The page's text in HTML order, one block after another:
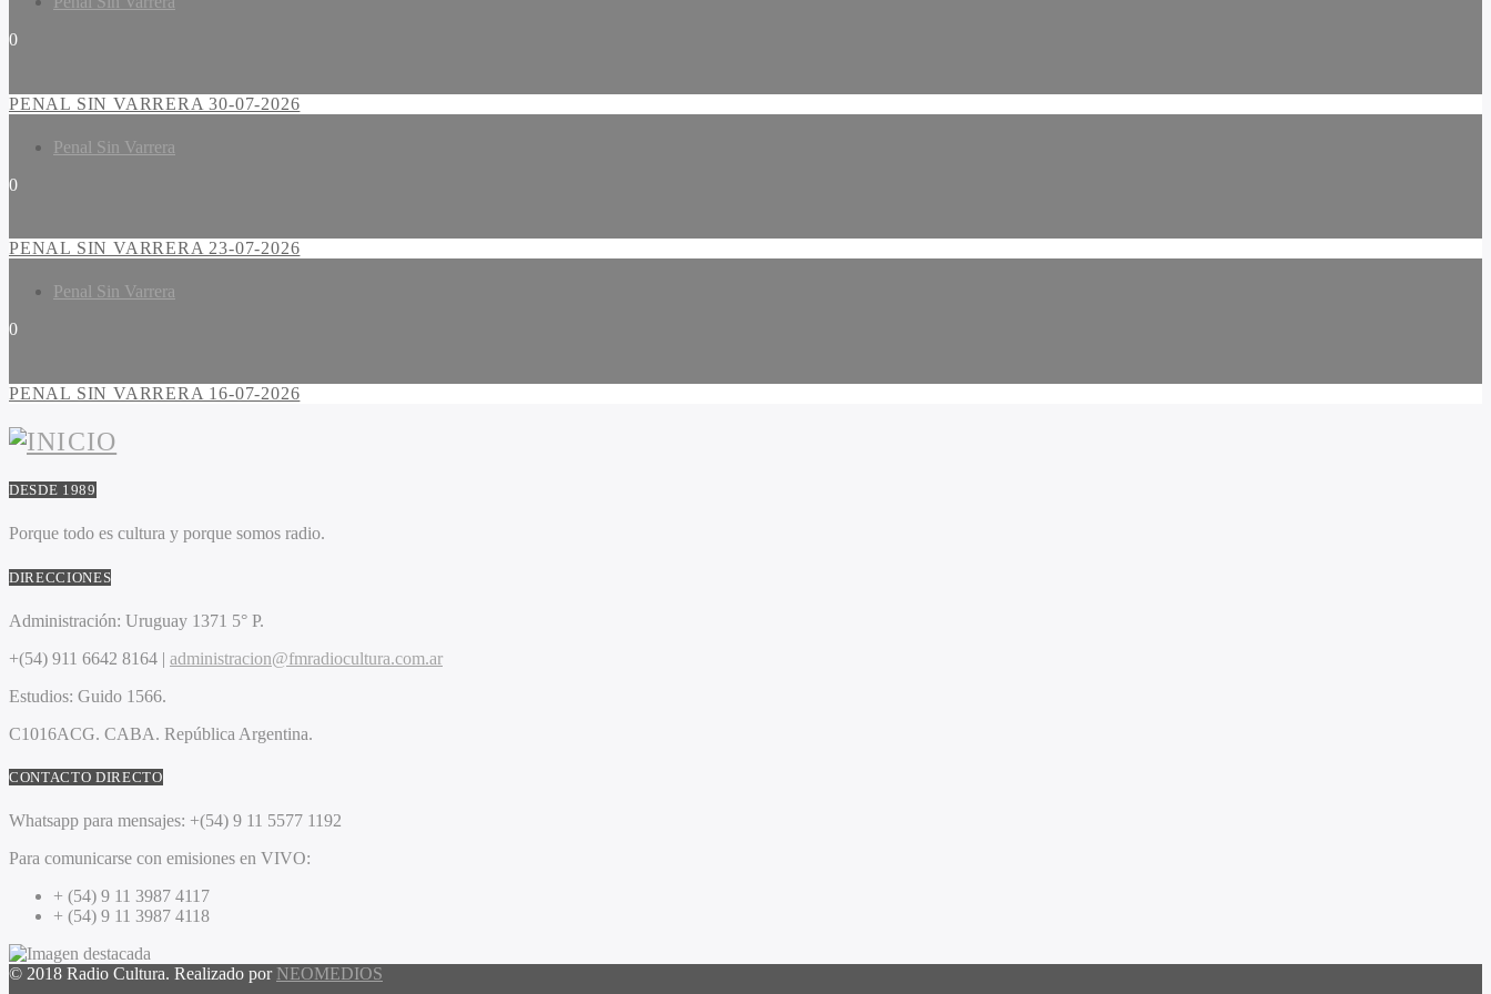
0
PENAL SIN VARRERA 30-07-2026
Penal Sin Varrera
0
PENAL SIN VARRERA 23-07-2026
Penal Sin Varrera
0
PENAL SIN VARRERA 16-07-2026
DESDE 1989
Porque todo es cultura y porque somos radio.
DIRECCIONES
Administración: Uruguay 1371 5° P.
+(54) 911 6642 8164 | administracion@fmradiocultura.com.ar
Estudios: Guido 1566.
C1016ACG. CABA. República Argentina.
CONTACTO DIRECTO
Whatsapp para mensajes: +(54) 9 11 5577 1192
Para comunicarse con emisiones en VIVO:
+ (54) 9 11 3987 4117
+ (54) 9 11 3987 4118
© 2018 Radio Cultura. Realizado por NEOMEDIOS